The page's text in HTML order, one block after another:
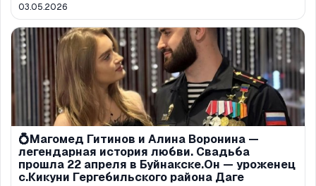
03.05.2026
💍Магомед Гитинов и Алина Воронина —
легендарная история любви. Свадьба
прошла 22 апреля в Буйнакске.Он — уроженец
с.Кикуни Гергебильского района Даге